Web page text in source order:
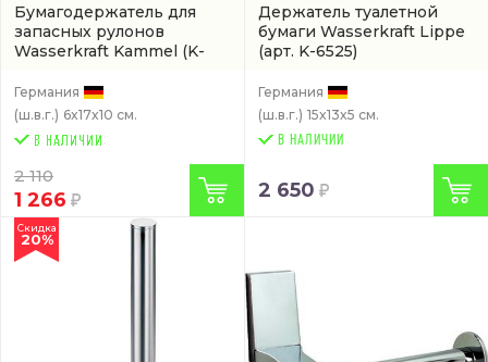
Бумагодержатель для
запасных рулонов
Wasserkraft Kammel (K-
Германия
(ш.в.г.) 6x17x10 см.
2 110
1 266
Держатель туалетной
бумаги Wasserkraft Lippe
(арт. K-6525)
Германия
(ш.в.г.) 15x13x5 см.
В НАЛИЧИИ
2 650
Скидка
20%